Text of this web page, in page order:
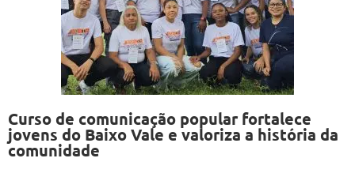
Curso de comunicação popular fortalece
jovens do Baixo Vale e valoriza a história da
comunidade